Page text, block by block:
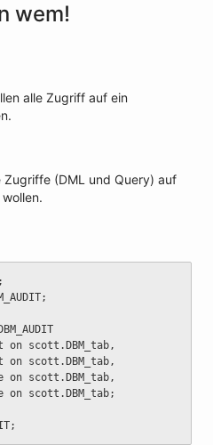
wem!
alle Zugriff auf ein
Zugriffe (DML und Query) auf
on scott.DBM_tab,
on scott.DBM_tab,
on scott.DBM_tab,
on scott.DBM_tab;